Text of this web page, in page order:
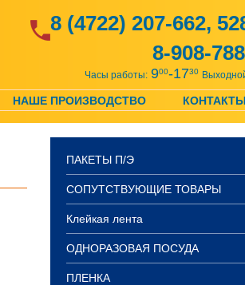
8 (4722) 207-662,
8-908-
Часы работы: 900-1730
ЗАДАТЬ
НАШЕ ПРОИЗВОДСТВО КОНТАКТЫ
ПАКЕТЫ П/Э
СОПУТСТВУЮЩИЕ ТОВАРЫ
Клейкая лента
ОДНОРАЗОВАЯ ПОСУДА
ПЛЕНКА